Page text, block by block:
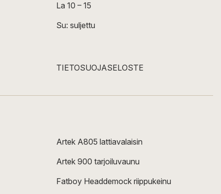
La 10 – 15
Su: suljettu
TIETOSUOJASELOSTE
Artek A805 lattiavalaisin
Artek 900 tarjoiluvaunu
Fatboy Headdemock riippukeinu